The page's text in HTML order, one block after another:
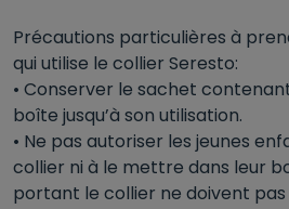
Précautions particulières à
qui utilise le collier Seresto:
• Conserver le sachet
boîte jusqu’à son utilisation.
• Ne pas autoriser les jeunes
collier ni à le mettre dans leur
portant le collier ne doivent